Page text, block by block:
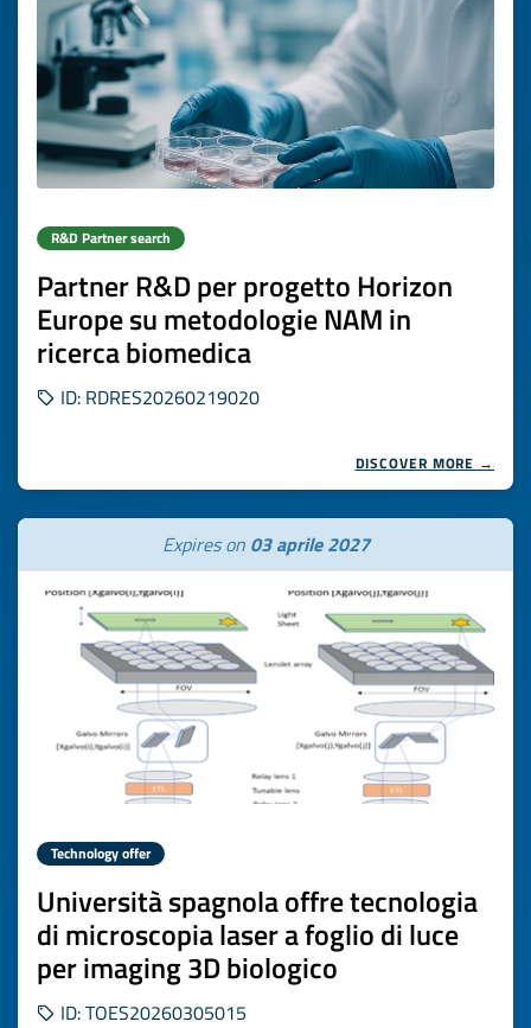
R&D Partner search
Partner R&D per progetto Horizon
Europe su metodologie NAM in
ricerca biomedica
ID: RDRES20260219020
DISCOVER MORE →
Expires on 03 aprile 2027
Technology offer
Università spagnola offre tecnologia
di microscopia laser a foglio di luce
per imaging 3D biologico
ID: TOES20260305015